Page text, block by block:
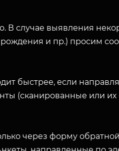
В случае выявления
и пр.) просим
быстрее, если
(сканированные или
через форму